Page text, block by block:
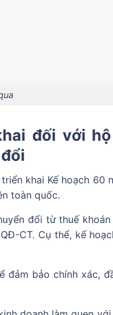
đối với
khai Kế hoạch 60
toàn quốc.
đổi từ thuế
CT. Cụ thể, kế
đảm bảo chính xác,